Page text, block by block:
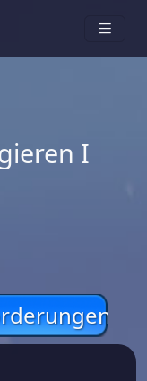
I